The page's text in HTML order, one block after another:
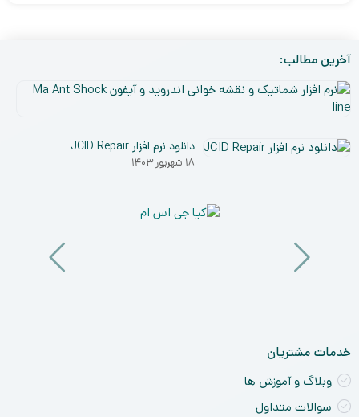
آخرین مطالب:
دانلود نرم افزار JCID Repair
۱۸ شهریور ۱۴۰۳
خدمات مشتریان
وبلاگ و آموزش ها
سوالات متداول